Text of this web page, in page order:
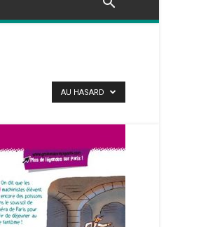
AU HASARD